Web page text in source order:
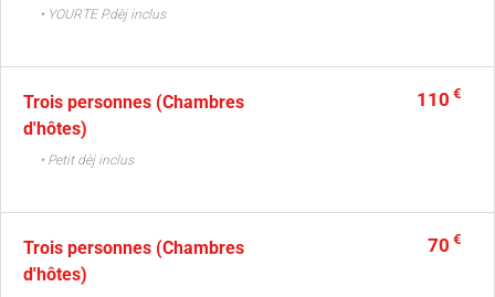
• YOURTE P.dèj inclus
Trois personnes (Chambres
d'hôtes)
110 €
• Petit dèj inclus
Trois personnes (Chambres
d'hôtes)
70 €